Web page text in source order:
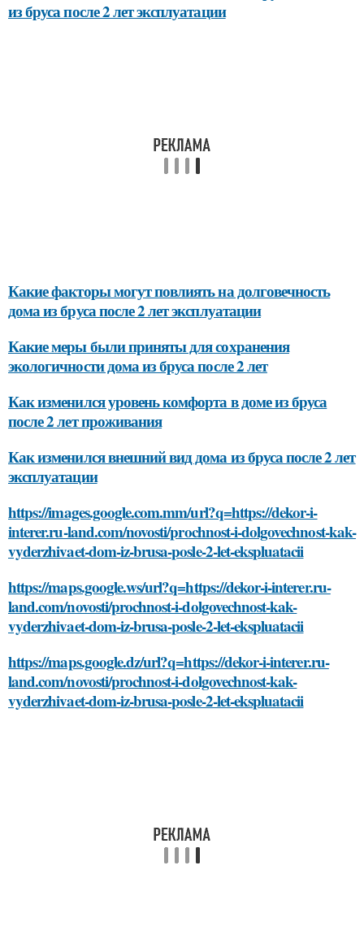
из бруса после 2 лет эксплуатации
Какие факторы могут повлиять на долговечность
дома из бруса после 2 лет эксплуатации
Какие меры были приняты для сохранения
экологичности дома из бруса после 2 лет
Как изменился уровень комфорта в доме из бруса
после 2 лет проживания
Как изменился внешний вид дома из бруса после 2 лет
эксплуатации
https://images.google.com.mm/url?q=https://dekor-i-
interer.ru-land.com/novosti/prochnost-i-dolgovechnost-kak-
vyderzhivaet-dom-iz-brusa-posle-2-let-ekspluatacii
https://maps.google.ws/url?q=https://dekor-i-interer.ru-
land.com/novosti/prochnost-i-dolgovechnost-kak-
vyderzhivaet-dom-iz-brusa-posle-2-let-ekspluatacii
https://maps.google.dz/url?q=https://dekor-i-interer.ru-
land.com/novosti/prochnost-i-dolgovechnost-kak-
vyderzhivaet-dom-iz-brusa-posle-2-let-ekspluatacii